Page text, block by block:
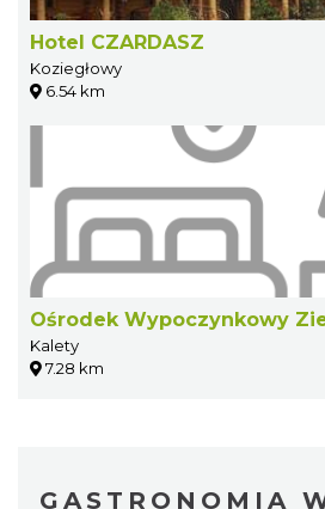
Hotel CZARDASZ
Koziegłowy
6.54 km
Ośrodek Wypoczynkowy
Kalety
7.28 km
GASTRONOMIA